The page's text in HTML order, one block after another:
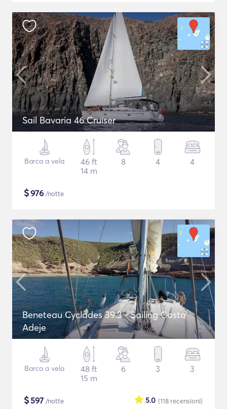
Sail Bavaria 46 Cruiser
Barca a vela
46 ft
14 m
8 4 4
$976 /notte
Beneteau Cyclades 39.3 - Sailing Costa
Adeje
Barca a vela
48 ft
15 m
6 3 3
$597 /notte (118 recensioni)
5.0